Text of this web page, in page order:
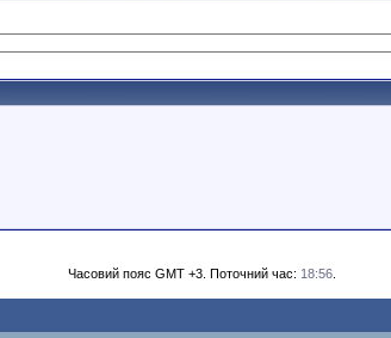
Часовий пояс GMT +3. Поточний час: 18:56.